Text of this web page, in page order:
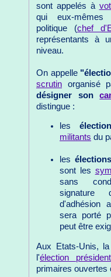
sont appelés à
qui eux-mêmes
politique (chef
représentants à
niveau.
On appelle
scrutin organisé
désigner son
distingue :
les
militants du
les
sont les
sans
signature
d'adhésion
sera porté
peut être
Aux Etats-Unis,
l'élection
primaires ouvertes